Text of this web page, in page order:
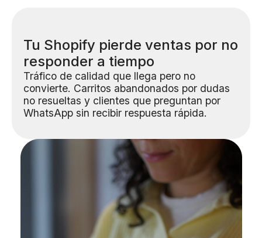
Tu Shopify pierde ventas por no
responder a tiempo
Tráfico de calidad que llega pero no
convierte. Carritos abandonados por dudas
no resueltas y clientes que preguntan por
WhatsApp sin recibir respuesta rápida.